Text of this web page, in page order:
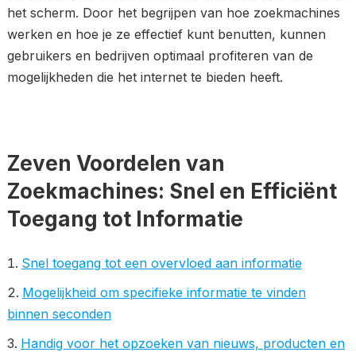
het scherm. Door het begrijpen van hoe zoekmachines
werken en hoe je ze effectief kunt benutten, kunnen
gebruikers en bedrijven optimaal profiteren van de
mogelijkheden die het internet te bieden heeft.
Zeven Voordelen van
Zoekmachines: Snel en Efficiënt
Toegang tot Informatie
Snel toegang tot een overvloed aan informatie
Mogelijkheid om specifieke informatie te vinden
binnen seconden
Handig voor het opzoeken van nieuws, producten en